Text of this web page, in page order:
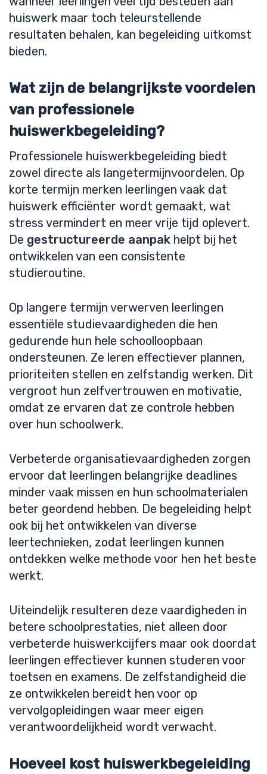
huiswerk maar toch teleurstellende
resultaten behalen, kan begeleiding uitkomst
bieden.
Wat zijn de belangrijkste voordelen
van professionele
huiswerkbegeleiding?
Professionele huiswerkbegeleiding biedt
zowel directe als langetermijnvoordelen. Op
korte termijn merken leerlingen vaak dat
huiswerk efficiënter wordt gemaakt, wat
stress vermindert en meer vrije tijd oplevert.
De gestructureerde aanpak helpt bij het
ontwikkelen van een consistente
studieroutine.
Op langere termijn verwerven leerlingen
essentiële studievaardigheden die hen
gedurende hun hele schoolloopbaan
ondersteunen. Ze leren effectiever plannen,
prioriteiten stellen en zelfstandig werken. Dit
vergroot hun zelfvertrouwen en motivatie,
omdat ze ervaren dat ze controle hebben
over hun schoolwerk.
Verbeterde organisatievaardigheden zorgen
ervoor dat leerlingen belangrijke deadlines
minder vaak missen en hun schoolmaterialen
beter geordend hebben. De begeleiding helpt
ook bij het ontwikkelen van diverse
leertechnieken, zodat leerlingen kunnen
ontdekken welke methode voor hen het beste
werkt.
Uiteindelijk resulteren deze vaardigheden in
betere schoolprestaties, niet alleen door
verbeterde huiswerkcijfers maar ook doordat
leerlingen effectiever kunnen studeren voor
toetsen en examens. De zelfstandigheid die
ze ontwikkelen bereidt hen voor op
vervolgopleidingen waar meer eigen
verantwoordelijkheid wordt verwacht.
Hoeveel kost huiswerkbegeleiding